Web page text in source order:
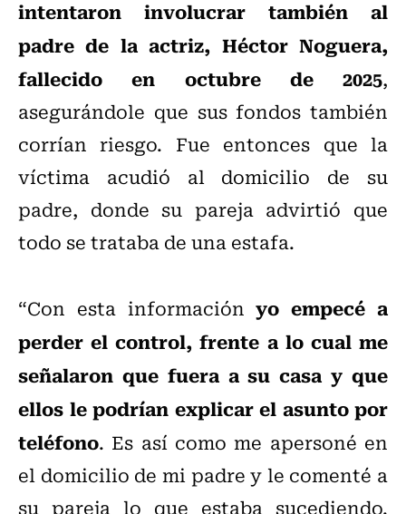
intentaron involucrar también al
padre de la actriz, Héctor Noguera,
fallecido en octubre de 2025,
asegurándole que sus fondos también
corrían riesgo. Fue entonces que la
víctima acudió al domicilio de su
padre, donde su pareja advirtió que
todo se trataba de una estafa.
“Con esta informaciónyo empecé a
perder el control, frente a lo cual me
señalaron que fuera a su casa y que
ellos le podrían explicar el asunto por
teléfono. Es así como me apersoné en
el domicilio de mi padre y le comenté a
su pareja lo que estaba sucediendo.